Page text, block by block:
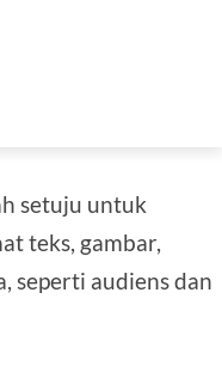
setuju untuk
teks, gambar,
seperti audiens dan